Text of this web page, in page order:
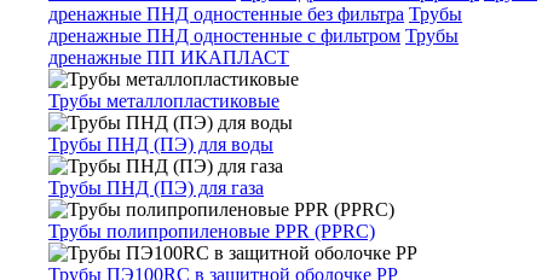
дренажные ПНД одностенные без фильтра Трубы
дренажные ПНД одностенные с фильтром Трубы
дренажные ПП ИКАПЛАСТ
Трубы металлопластиковые
Трубы ПНД (ПЭ) для воды
Трубы ПНД (ПЭ) для газа
Трубы полипропиленовые PPR (PPRC)
Трубы ПЭ100RC в защитной оболочке PP